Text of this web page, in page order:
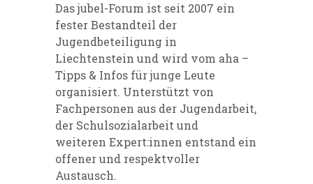
Das jubel-Forum ist seit 2007 ein
fester Bestandteil der
Jugendbeteiligung in
Liechtenstein und wird vom aha –
Tipps & Infos für junge Leute
organisiert. Unterstützt von
Fachpersonen aus der Jugendarbeit,
der Schulsozialarbeit und
weiteren Expert:innen entstand ein
offener und respektvoller
Austausch.